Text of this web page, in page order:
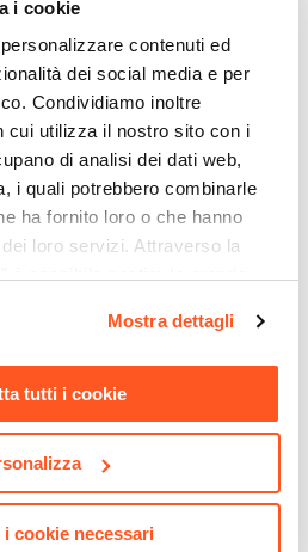
i cookie
contenuti ed
dei social media e per
Condividiamo inoltre
cui utilizza il nostro sito con i
di analisi dei dati web,
i quali potrebbero combinarle
ha fornito loro o che hanno
loro servizi. Attraverso la
si invita a leggere la
Mostra dettagli
tutti i cookie
i cookie necessari
Vaso da esterno 30x50 h cm
bianco - Melbourne
€ 59,00